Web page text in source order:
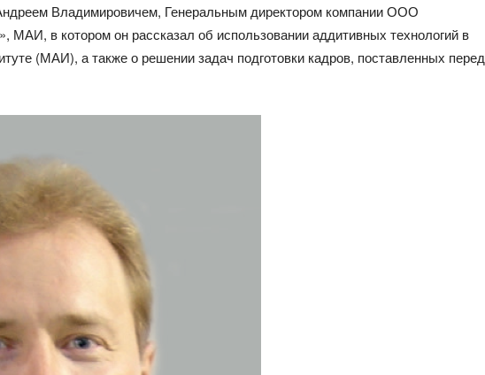
Владимировичем, Генеральным директором компании ООО
в котором он рассказал об использовании аддитивных технологий в
(МАИ), а также о решении задач подготовки кадров, поставленных перед